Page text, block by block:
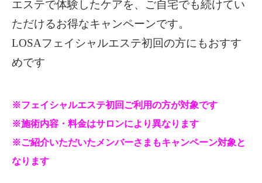
エステで体験したケアを、ご自宅でも続けてい
ただけるお得なキャンペーンです。
LOSAフェイシャルエステ初回の方にもおすす
めです
※フェイシャルエステ初回ご利用の方が対象です
※施術内容・料金はサロンにより異なります
※ご紹介いただいたメンバーさまもキャンペーン対象と
なります